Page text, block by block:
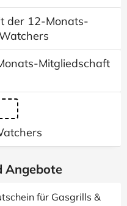
der 12-Monats-
Mitgliedschaft
Angebote
für Gasgrills &